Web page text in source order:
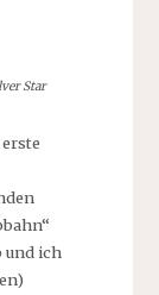
Star
und ich